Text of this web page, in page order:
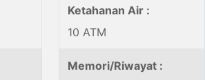
Ketahanan Air :
10 ATM
Memori/Riwayat :